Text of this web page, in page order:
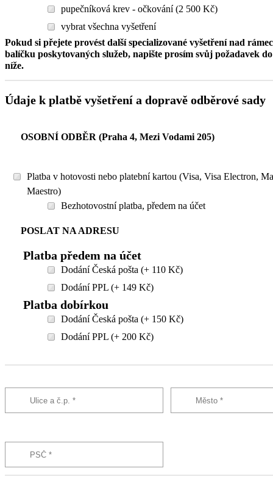
pupečníková krev - očkování (2 500 Kč)
vybrat všechna vyšetření
Pokud si přejete provést další specializované vyšetření nad
balíčku poskytovaných služeb, napište prosím svůj požadavek
níže.
Údaje k platbě vyšetření a dopravě odběrové sady
OSOBNÍ ODBĚR (Praha 4, Mezi Vodami 205)
Platba v hotovosti nebo platební kartou (Visa, Visa Electron,
Maestro)
Bezhotovostní platba, předem na účet
POSLAT NA ADRESU
Platba předem na účet
Dodání Česká pošta (+ 110 Kč)
Dodání PPL (+ 149 Kč)
Platba dobírkou
Dodání Česká pošta (+ 150 Kč)
Dodání PPL (+ 200 Kč)